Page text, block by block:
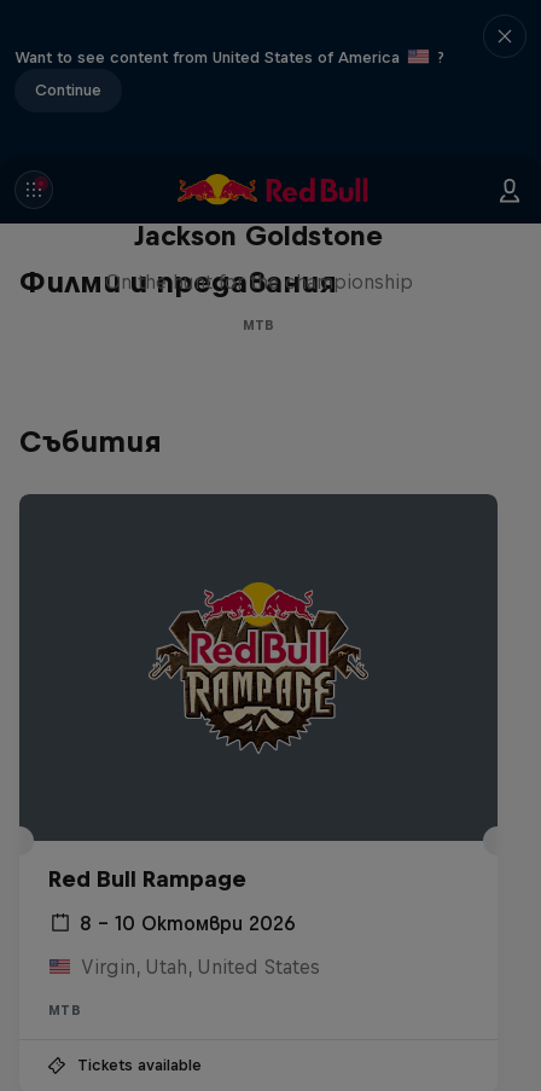
Want to see content from United States of America
?
Continue
Филми и предавания
The Search for Milliseconds:
Jackson Goldstone
On the hunt for the championship
MTB
Събития
Red Bull Rampage
8 – 10 Октомври 2026
Virgin, Utah, United States
MTB
Tickets available